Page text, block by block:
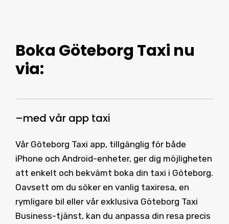
Boka Göteborg Taxi nu
via:
–med vår app taxi
Vår Göteborg Taxi app, tillgänglig för både
iPhone och Android-enheter, ger dig möjligheten
att enkelt och bekvämt boka din taxi i Göteborg.
Oavsett om du söker en vanlig taxiresa, en
rymligare bil eller vår exklusiva Göteborg Taxi
Business-tjänst, kan du anpassa din resa precis